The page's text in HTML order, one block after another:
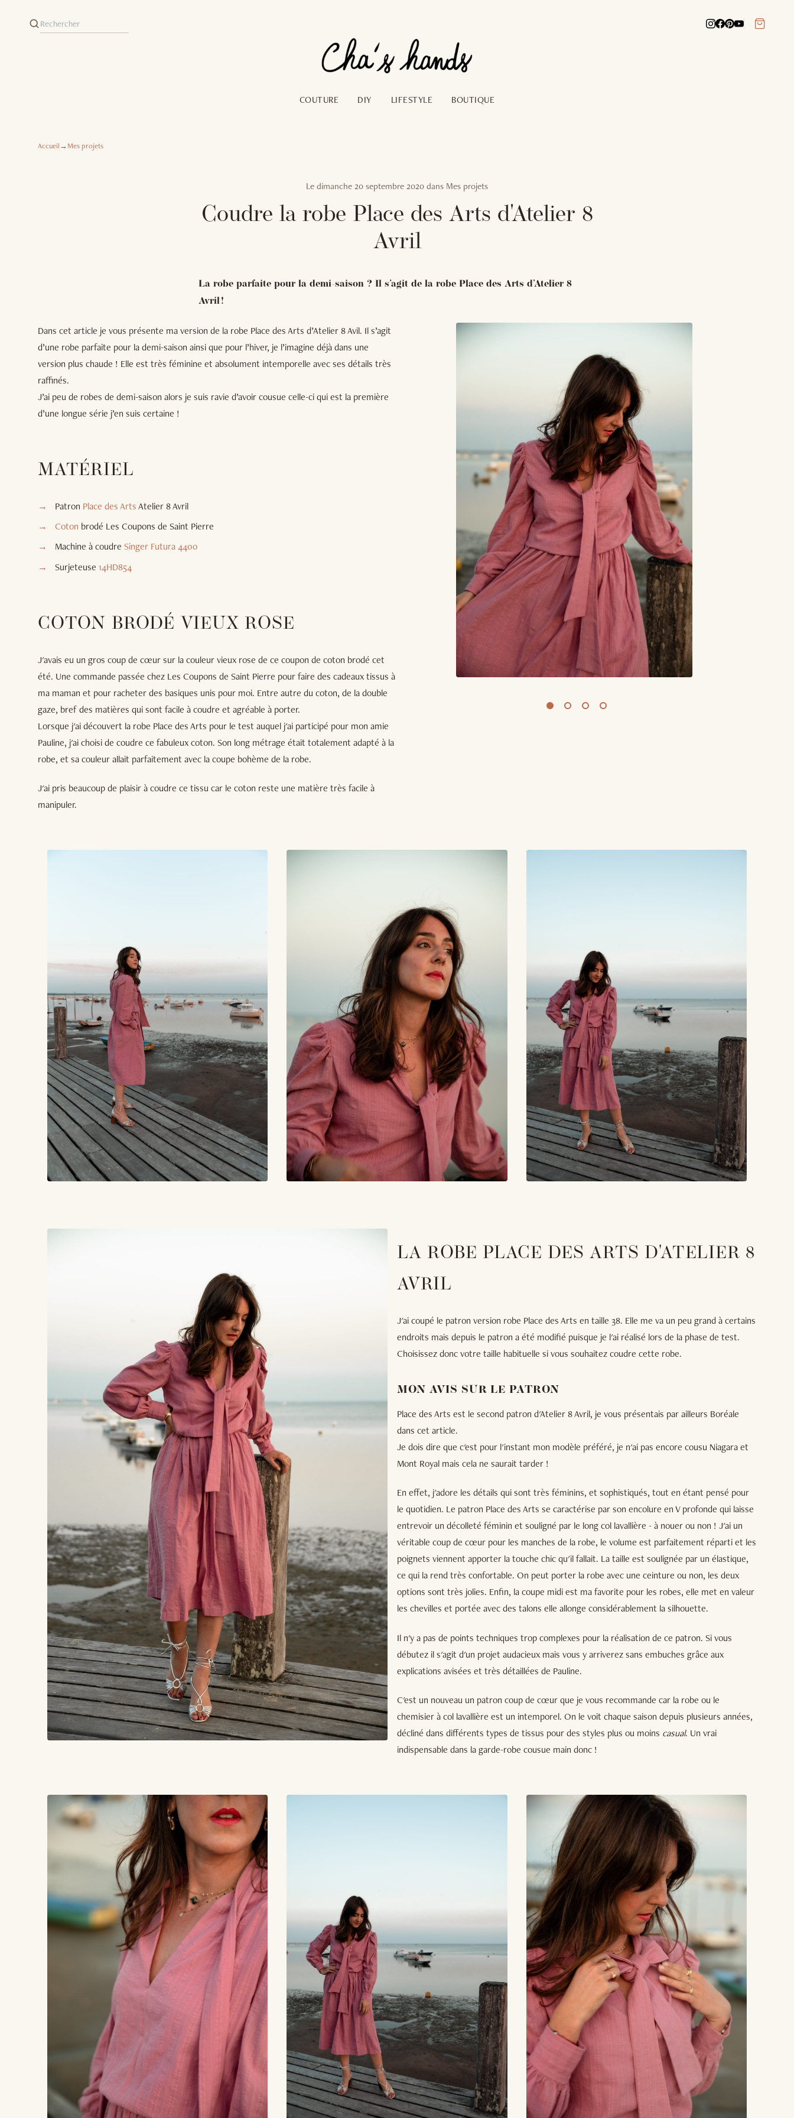
COUTURE DIY LIFESTYLE BOUTIQUE
Accueil→Mes projets
Le dimanche 20 septembre 2020 dans Mes projets
Coudre la robe Place des Arts d'Atelier 8
Avril
La robe parfaite pour la demi-saison ? Il s’agit de la robe Place des Arts d’Atelier 8
Avril !
Dans cet article je vous présente ma version de la robe Place des Arts d’Atelier 8 Avil. Il s’agit
d’une robe parfaite pour la demi-saison ainsi que pour l’hiver, je l’imagine déjà dans une
version plus chaude ! Elle est très féminine et absolument intemporelle avec ses détails très
raffinés.
J’ai peu de robes de demi-saison alors je suis ravie d’avoir cousue celle-ci qui est la première
d’une longue série j’en suis certaine !
MATÉRIEL
Patron Place des ArtsAtelier 8 Avril
Coton brodé Les Coupons de Saint Pierre
Machine à coudre Singer Futura 4400
Surjeteuse 14HD854
COTON BRODÉ VIEUX ROSE
J'avais eu un gros coup de cœur sur la couleur vieux rose de ce coupon de coton brodé cet
été. Une commande passée chez Les Coupons de Saint Pierre pour faire des cadeaux tissus à
ma maman et pour racheter des basiques unis pour moi. Entre autre du coton, de la double
gaze, bref des matières qui sont facile à coudre et agréable à porter.
Lorsque j'ai découvert la robe Place des Arts pour le test auquel j'ai participé pour mon amie
Pauline, j'ai choisi de coudre ce fabuleux coton. Son long métrage était totalement adapté à la
robe, et sa couleur allait parfaitement avec la coupe bohème de la robe.
J'ai pris beaucoup de plaisir à coudre ce tissu car le coton reste une matière très facile à
manipuler.
LA ROBE PLACE DES ARTS D'ATELIER 8
AVRIL
J'ai coupé le patron version robe Place des Arts en taille 38. Elle me va un peu grand à certains
endroits mais depuis le patron a été modifié puisque je l'ai réalisé lors de la phase de test.
Choisissez donc votre taille habituelle si vous souhaitez coudre cette robe.
MON AVIS SUR LE PATRON
Place des Arts est le second patron d'Atelier 8 Avril, je vous présentais par ailleurs Boréale
dans cet article.
Je dois dire que c'est pour l'instant mon modèle préféré, je n'ai pas encore cousu Niagara et
Mont Royal mais cela ne saurait tarder !
En effet, j'adore les détails qui sont très féminins, et sophistiqués, tout en étant pensé pour
le quotidien. Le patron Place des Arts se caractérise par son encolure en V profonde qui laisse
entrevoir un décolleté féminin et souligné par le long col lavallière - à nouer ou non ! J'ai un
véritable coup de cœur pour les manches de la robe, le volume est parfaitement réparti et les
poignets viennent apporter la touche chic qu'il fallait. La taille est soulignée par un élastique,
ce qui la rend très confortable. On peut porter la robe avec une ceinture ou non, les deux
options sont très jolies. Enfin, la coupe midi est ma favorite pour les robes, elle met en valeur
les chevilles et portée avec des talons elle allonge considérablement la silhouette.
Il n'y a pas de points techniques trop complexes pour la réalisation de ce patron. Si vous
débutez il s'agit d'un projet audacieux mais vous y arriverez sans embuches grâce aux
explications avisées et très détaillées de Pauline.
C'est un nouveau un patron coup de cœur que je vous recommande car la robe ou le
chemisier à col lavallière est un intemporel. On le voit chaque saison depuis plusieurs années,
décliné dans différents types de tissus pour des styles plus ou moins casual. Un vrai
indispensable dans la garde-robe cousue main donc !